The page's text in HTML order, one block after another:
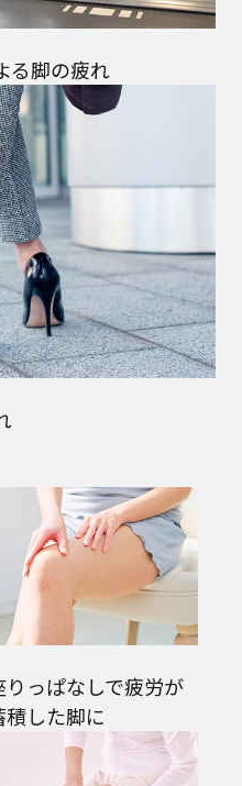
る脚の疲れ
りっぱなしで疲労が
積した脚に